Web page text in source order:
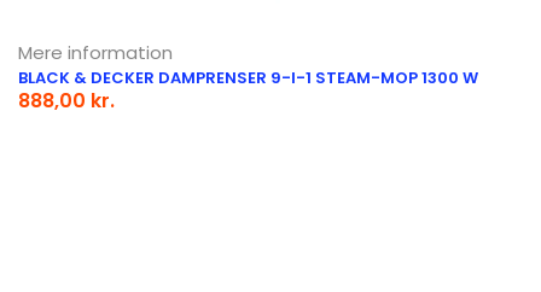
Mere information
BLACK & DECKER DAMPRENSER 9-I-1 STEAM-MOP 1300 W
888,00 kr.